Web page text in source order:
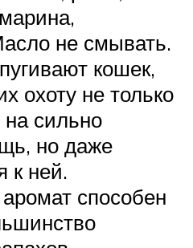
не смывать.
кошек,
охоту не только
на сильно
но даже
к ней.
способен